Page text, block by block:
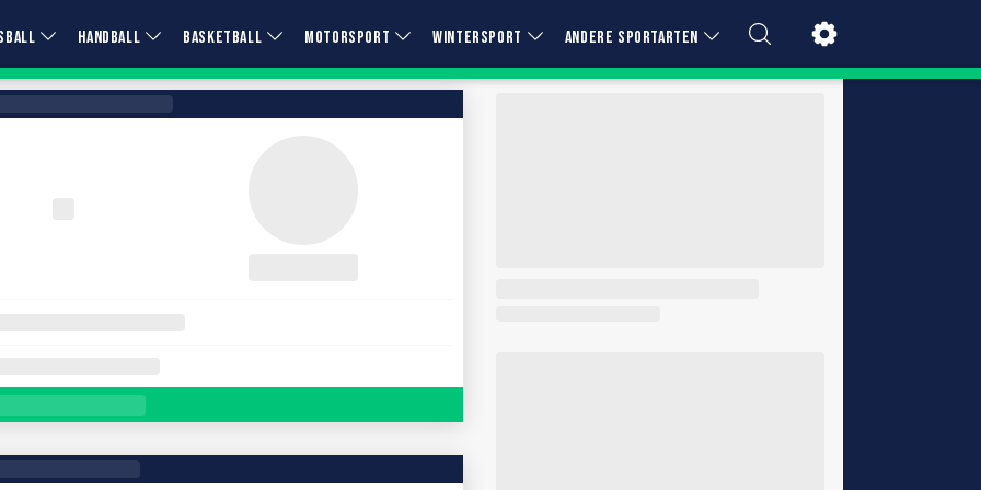
HANDBALL BASKETBALL MOTORSPORT WINTERSPORT ANDERE SPORTARTEN